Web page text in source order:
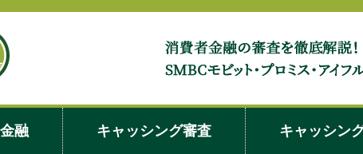
融 キャッシング審査 キャッシン